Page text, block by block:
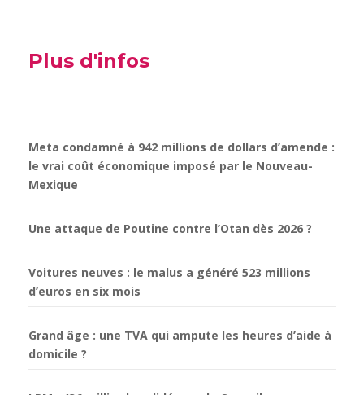
Plus d'infos
Meta condamné à 942 millions de dollars d’amende :
le vrai coût économique imposé par le Nouveau-
Mexique
Une attaque de Poutine contre l’Otan dès 2026 ?
Voitures neuves : le malus a généré 523 millions
d’euros en six mois
Grand âge : une TVA qui ampute les heures d’aide à
domicile ?